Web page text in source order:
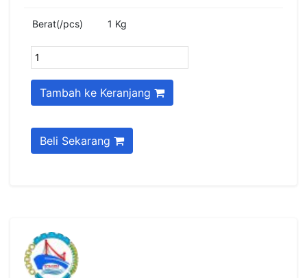
Berat(/pcs) 1 Kg
Tambah ke Keranjang
Beli Sekarang